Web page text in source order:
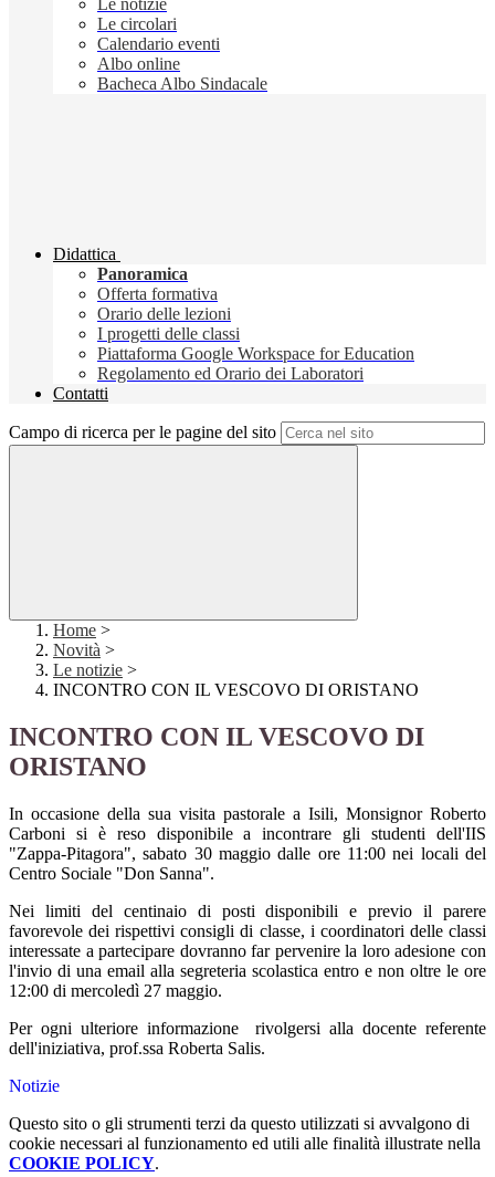
Le notizie
Le circolari
Calendario eventi
Albo online
Bacheca Albo Sindacale
Didattica
Panoramica
Offerta formativa
Orario delle lezioni
I progetti delle classi
Piattaforma Google Workspace for Education
Regolamento ed Orario dei Laboratori
Contatti
Campo di ricerca per le pagine del sito
Home >
Novità >
Le notizie >
INCONTRO CON IL VESCOVO DI ORISTANO
INCONTRO CON IL VESCOVO DI
ORISTANO
In occasione della sua visita pastorale a Isili, Monsignor Roberto
Carboni si è reso disponibile a incontrare gli studenti dell'IIS
"Zappa-Pitagora", sabato 30 maggio dalle ore 11:00 nei locali del
Centro Sociale "Don Sanna".
Nei limiti del centinaio di posti disponibili e previo il parere
favorevole dei rispettivi consigli di classe, i coordinatori delle classi
interessate a partecipare dovranno far pervenire la loro adesione con
l'invio di una email alla segreteria scolastica entro e non oltre le ore
12:00 di mercoledì 27 maggio.
Per ogni ulteriore informazione rivolgersi alla docente referente
dell'iniziativa, prof.ssa Roberta Salis.
Notizie
Questo sito o gli strumenti terzi da questo utilizzati si avvalgono di
cookie necessari al funzionamento ed utili alle finalità illustrate nella
COOKIE POLICY.